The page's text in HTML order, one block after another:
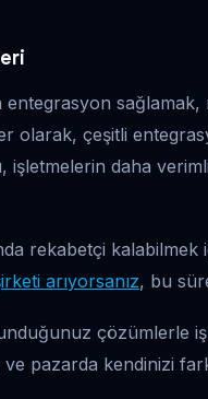
entegrasyon
olarak, çeşitli
daha
rekabetçi
arıyorsanız, bu
çözümlerle
pazarda kendinizi